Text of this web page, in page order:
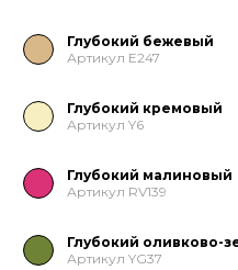
Глубокий бежевый
Артикул E247
Глубокий кремовый
Артикул Y6
Глубокий малиновый
Артикул RV139
Глубокий оливково-
Артикул YG37